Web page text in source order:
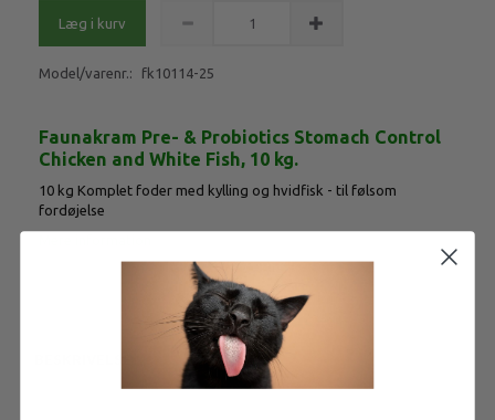
Læg i kurv
Model/varenr.: fk10114-25
Faunakram Pre- & Probiotics Stomach Control
Chicken and White Fish, 10 kg.
10 kg Komplet foder med kylling og hvidfisk - til følsom
fordøjelse